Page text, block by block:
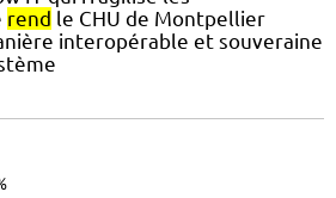
rend le CHU de Montpellier
interopérable et souveraine